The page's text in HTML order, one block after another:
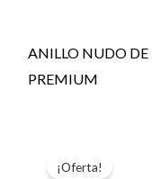
ANILLO NUDO DE
PREMIUM
¡Oferta!